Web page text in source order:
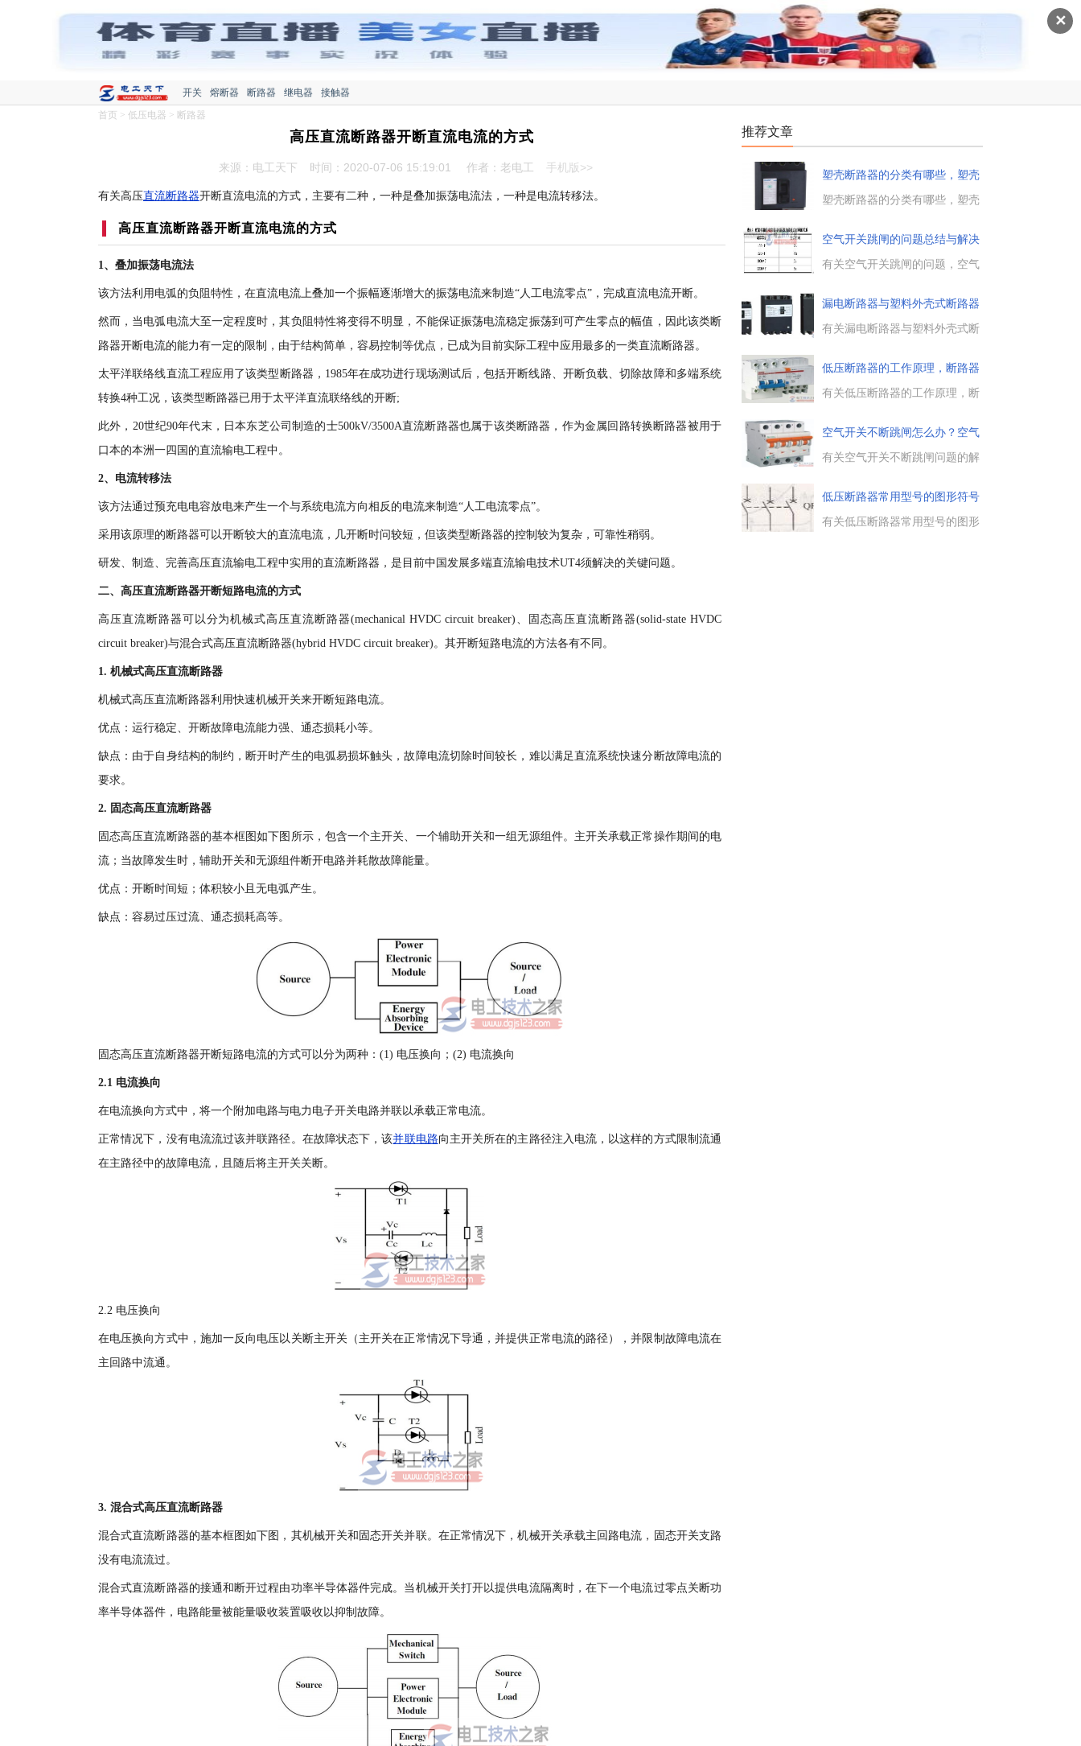
✕
开关 熔断器 断路器 继电器
接触器
首页 > 低压电器 > 断路器
高压直流断路器开断直流电流的方式
来源：电工天下 时间：2020-07-06 15:19:01 作者：老电工 手机版>>
有关高压直流断路器开断直流电流的方式，主要有二种，一种是叠加振荡电流法，一种是电流转移法。
高压直流断路器开断直流电流的方式
1、叠加振荡电流法
该方法利用电弧的负阻特性，在直流电流上叠加一个振幅逐渐增大的振荡电流来制造“人工电流零点”，完成直流电流开断。
然而，当电弧电流大至一定程度时，其负阻特性将变得不明显，不能保证振荡电流稳定振荡到可产生零点的幅值，因此该类断
路器开断电流的能力有一定的限制，由于结构简单，容易控制等优点，已成为目前实际工程中应用最多的一类直流断路器。
太平洋联络线直流工程应用了该类型断路器，1985年在成功进行现场测试后，包括开断线路、开断负载、切除故障和多端系统
转换4种工况，该类型断路器已用于太平洋直流联络线的开断;
此外，20世纪90年代末，日本东芝公司制造的士500kV/3500A直流断路器也属于该类断路器，作为金属回路转换断路器被用于
口本的本洲一四国的直流输电工程中。
2、电流转移法
该方法通过预充电电容放电来产生一个与系统电流方向相反的电流来制造“人工电流零点”。
采用该原理的断路器可以开断较大的直流电流，几开断时问较短，但该类型断路器的控制较为复杂，可靠性稍弱。
研发、制造、完善高压直流输电工程中实用的直流断路器，是目前中国发展多端直流输电技术UT4须解决的关键问题。
二、高压直流断路器开断短路电流的方式
高压直流断路器可以分为机械式高压直流断路器(mechanical HVDC circuit breaker)、固态高压直流断路器(solid-state HVDC
circuit breaker)与混合式高压直流断路器(hybrid HVDC circuit breaker)。其开断短路电流的方法各有不同。
1. 机械式高压直流断路器
机械式高压直流断路器利用快速机械开关来开断短路电流。
优点：运行稳定、开断故障电流能力强、通态损耗小等。
缺点：由于自身结构的制约，断开时产生的电弧易损坏触头，故障电流切除时间较长，难以满足直流系统快速分断故障电流的
要求。
2. 固态高压直流断路器
固态高压直流断路器的基本框图如下图所示，包含一个主开关、一个辅助开关和一组无源组件。主开关承载正常操作期间的电
流；当故障发生时，辅助开关和无源组件断开电路并耗散故障能量。
优点：开断时间短；体积较小且无电弧产生。
缺点：容易过压过流、通态损耗高等。
固态高压直流断路器开断短路电流的方式可以分为两种：(1) 电压换向；(2) 电流换向
2.1 电流换向
在电流换向方式中，将一个附加电路与电力电子开关电路并联以承载正常电流。
正常情况下，没有电流流过该并联路径。在故障状态下，该并联电路向主开关所在的主路径注入电流，以这样的方式限制流通
在主路径中的故障电流，且随后将主开关关断。
2.2 电压换向
在电压换向方式中，施加一反向电压以关断主开关（主开关在正常情况下导通，并提供正常电流的路径），并限制故障电流在
主回路中流通。
3. 混合式高压直流断路器
混合式直流断路器的基本框图如下图，其机械开关和固态开关并联。在正常情况下，机械开关承载主回路电流，固态开关支路
没有电流流过。
混合式直流断路器的接通和断开过程由功率半导体器件完成。当机械开关打开以提供电流隔离时，在下一个电流过零点关断功
率半导体器件，电路能量被能量吸收装置吸收以抑制故障。
推荐文章
塑壳断路器的分类有哪些，塑壳
断路
塑壳断路器的分类有哪些，塑壳
路器的使用，自然离不开塑壳断
路器的分类方法，塑壳断路器就
是一种开关，掌握塑壳断路器的
空气开关跳闸的问题总结与解决
方
有关空气开关跳闸的问题，空气
系统闪电瞬间失压脱扣器衔铁释
放的几种方案，空开跳闸的技术
改造依据与解决方法。...
漏电断路器与塑料外壳式断路器
区
有关漏电断路器与塑料外壳式断
电流、额定电压、配电保护及过
载、短路及欠电压保护方面的区
别，对大家了解漏电断路器与塑
低压断路器的工作原理，断路器
脱扣
有关低压断路器的工作原理，断
路器的主触点是靠手动操作或电
动合闸的，主触点闭合后，自由
脱扣机构将主触点锁在合闸位置
空气开关不断跳闸怎么办？空气
开跳
有关空气开关不断跳闸问题的解
的原因有哪些，如何解决此问
题，一起来了解下。...
低压断路器常用型号的图形符号
与
有关低压断路器常用型号的图形